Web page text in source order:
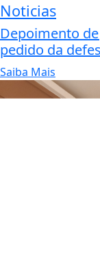
Noticias
Depoimento de
pedido da
Saiba Mais